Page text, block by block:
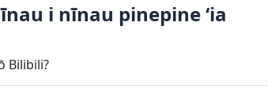
i nīnau pinepine ʻia
Bilibili?